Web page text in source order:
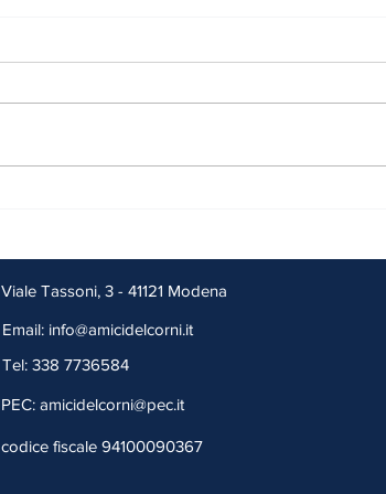
Viale Tassoni, 3 - 41121 Modena
Email: info@amicidelcorni.it
Tel: 338 7736584
PEC:amicidelcorni@pec.it
codice fiscale 94100090367